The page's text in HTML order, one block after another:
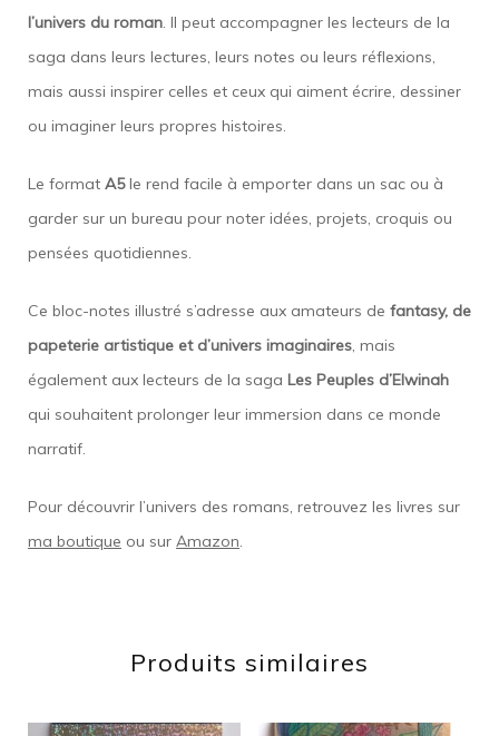
l’univers du roman. Il peut accompagner les lecteurs de la
saga dans leurs lectures, leurs notes ou leurs réflexions,
mais aussi inspirer celles et ceux qui aiment écrire, dessiner
ou imaginer leurs propres histoires.
Le format A5le rend facile à emporter dans un sac ou à
garder sur un bureau pour noter idées, projets, croquis ou
pensées quotidiennes.
Ce bloc-notes illustré s’adresse aux amateurs de fantasy, de
papeterie artistique et d’univers imaginaires, mais
également aux lecteurs de la saga Les Peuples d’Elwinah
qui souhaitent prolonger leur immersion dans ce monde
narratif.
Pour découvrir l’univers des romans, retrouvez les livres sur
ma boutique ou sur Amazon.
Produits similaires